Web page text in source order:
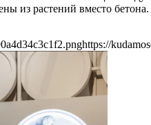
из растений вместо
https://